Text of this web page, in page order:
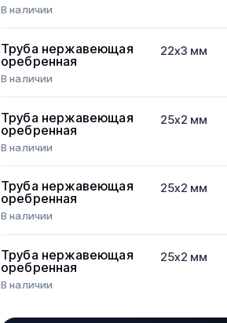
В наличии
Труба нержавеющая
оребренная
В наличии
22х3 мм
Труба нержавеющая
оребренная
В наличии
25х2 мм
Труба нержавеющая
оребренная
В наличии
25х2 мм
Труба нержавеющая
оребренная
В наличии
25х2 мм